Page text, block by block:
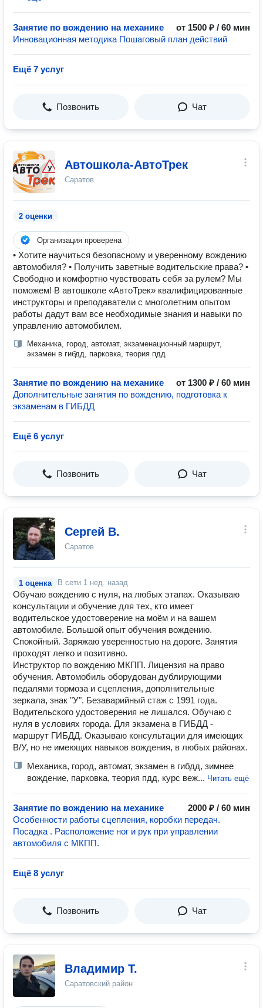
Занятие по вождению на механике
от 1500 ₽ / 60 мин
Инновационная методика Пошаговый план действий
Ещё 7 услуг
Позвонить Чат
Автошкола-АвтоТрек
Саратов
2 оценки
Организация проверена
• Хотите научиться безопасному и уверенному вождению
автомобиля? • Получить заветные водительские права? •
Свободно и комфортно чувствовать себя за рулем? Мы
поможем! В автошколе «АвтоТрек» квалифицированные
инструкторы и преподаватели с многолетним опытом
работы дадут вам все необходимые знания и навыки по
управлению автомобилем.
Механика, город, автомат, экзаменационный маршрут,
экзамен в гибдд, парковка, теория пдд
Занятие по вождению на механике
от 1300 ₽ / 60 мин
Дополнительные занятия по вождению, подготовка к
экзаменам в ГИБДД
Ещё 6 услуг
Позвонить Чат
Сергей В.
Саратов
1 оценка В сети 1 нед. назад
Обучаю вождению с нуля, на любых этапах. Оказываю
консультации и обучение для тех, кто имеет
водительское удостоверение на моëм и на вашем
автомобиле. Большой опыт обучения вождению.
Спокойный. Заряжаю уверенностью на дороге. Занятия
проходят легко и позитивно.
Инструктор по вождению МКПП. Лицензия на право
обучения. Автомобиль оборудован дублирующими
педалями тормоза и сцепления, дополнительные
зеркала, знак "У". Безаварийный стаж с 1991 года.
Водительского удостоверения не лишался. Обучаю с
нуля в условиях города. Для экзамена в ГИБДД -
маршрут ГИБДД. Оказываю консультации для имеющих
В/У, но не имеющих навыков вождения, в любых районах.
Механика, город, автомат, экзамен в гибдд, зимнее
вождение, парковка, теория пдд, курс веж... Читать ещё
Занятие по вождению на механике
2000 ₽ / 60 мин
Особенности работы сцепления, коробки передач.
Посадка . Расположение ног и рук при управлении
автомобиля с МКПП.
Ещё 8 услуг
Позвонить Чат
Владимир Т.
Саратовский район